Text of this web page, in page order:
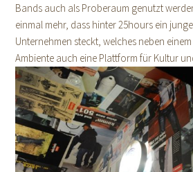
Bands auch als Proberaum genutzt
einmal mehr, dass hinter 25hours ein
Unternehmen steckt, welches neben
Ambiente auch eine Plattform für Kultur